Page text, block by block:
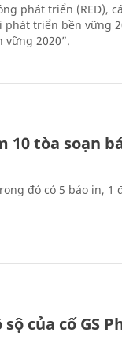
phát triển (RED),
phát triển bền vững
vững 2020”.
10 tòa soạn
đó có 5 báo in, 1
của cố GS